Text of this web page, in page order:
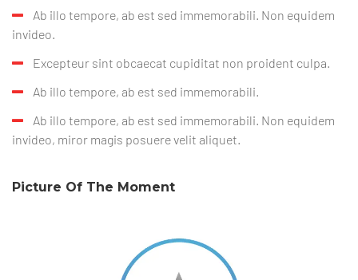
Ab illo tempore, ab est sed immemorabili. Non equidem
invideo.
Excepteur sint obcaecat cupiditat non proident culpa.
Ab illo tempore, ab est sed immemorabili.
Ab illo tempore, ab est sed immemorabili. Non equidem
invideo, miror magis posuere velit aliquet.
Picture Of The Moment